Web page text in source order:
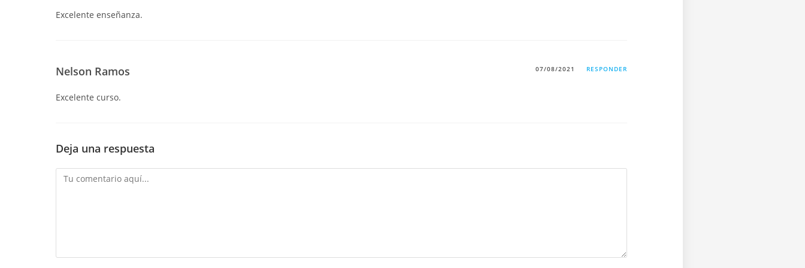
Excelente enseñanza.
Nelson Ramos 07/08/2021 RESPONDER
Excelente curso.
Deja una respuesta
Comentario